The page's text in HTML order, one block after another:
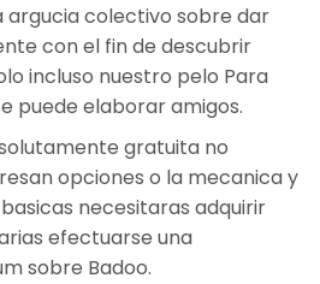
argucia colectivo sobre dar
con el fin de descubrir
incluso nuestro pelo Para
puede elaborar amigos.
gratuita no
opciones o la mecanica y
necesitaras adquirir
efectuarse una
sobre Badoo.